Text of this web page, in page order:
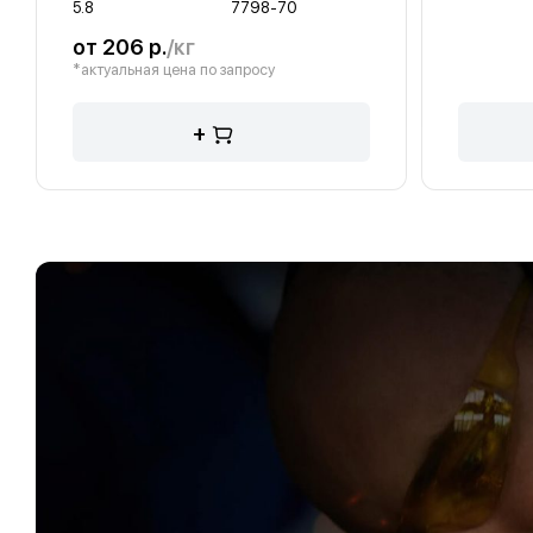
5.8 7798-70
от 206 р./кг
*актуальная цена по запросу
+